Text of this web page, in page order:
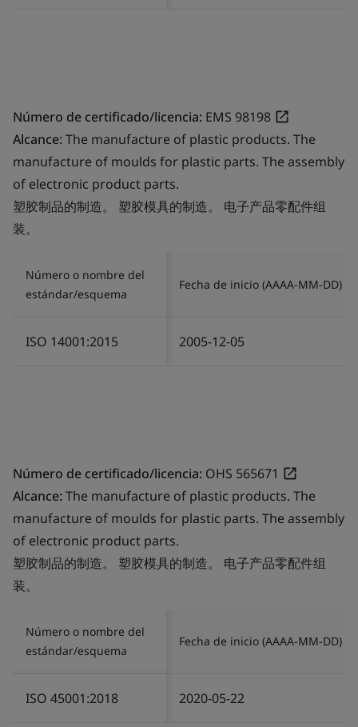
Número de certificado/licencia: EMS 98198
Alcance:The manufacture of plastic products. The
manufacture of moulds for plastic parts. The assembly
of electronic product parts.
塑胶制品的制造。 塑胶模具的制造。 电子产品零配件组
装。
Número o nombre del
estándar/esquema
Fecha de inicio (AAAA-MM-DD)
ISO 14001:2015 2005-12-05
Número de certificado/licencia: OHS 565671
Alcance:The manufacture of plastic products. The
manufacture of moulds for plastic parts. The assembly
of electronic product parts.
塑胶制品的制造。 塑胶模具的制造。 电子产品零配件组
装。
Número o nombre del
estándar/esquema
Fecha de inicio (AAAA-MM-DD)
ISO 45001:2018 2020-05-22